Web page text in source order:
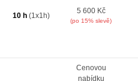
10 h (1x1h)
5 600 Kč
(po 15% slevě)
Cenovou
nabídku